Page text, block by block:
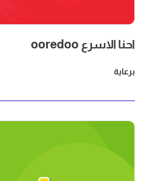
احنا الاسرع ooredoo
برعاية